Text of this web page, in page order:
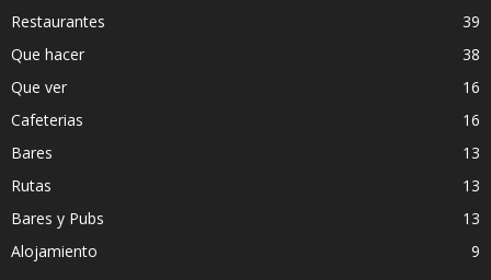
Restaurantes
39
Que hacer
38
Que ver
16
Cafeterias
16
Bares
13
Rutas
13
Bares y Pubs
13
Alojamiento
9